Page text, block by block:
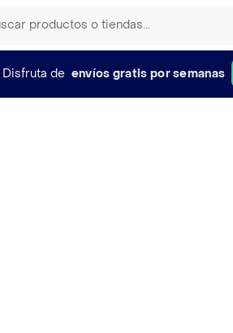
Disfruta de envíos gratis por semanas